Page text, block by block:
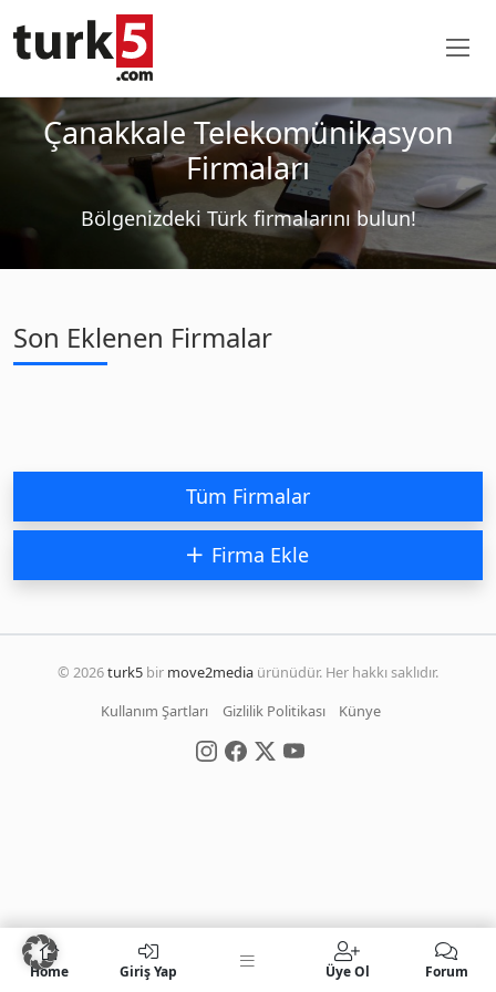
Çanakkale Telekomünikasyon
Firmaları
Bölgenizdeki Türk firmalarını bulun!
Son Eklenen Firmalar
Tüm Firmalar
Firma Ekle
© 2026turk5 bir move2media ürünüdür. Her hakkı saklıdır.
Kullanım Şartları
Gizlilik Politikası Künye
Home Giriş Yap Üye Ol Forum